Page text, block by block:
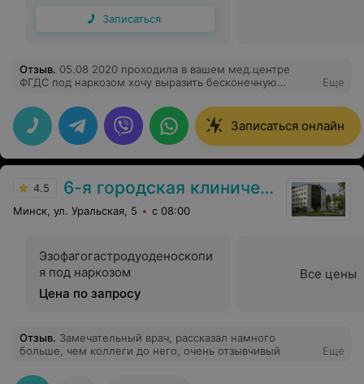
Записаться
Отзыв. 05.08 2020 проходила в вашем мед.центре
ФГДС под наркозом хочу выразить бесконечную
эндоскописту Дорожко Михаилу Владимировичу врачу
анестезиологу Шаплыко Андрею Валерьевичу
медецинской сестричке извиняюсь ,что не запомнила
за их высокий профессионализм и внимательное
отношение к пациенту. Для человека редко
настрой очень важен. Огромное вам человеческое
спасибо и успехов в вашем нелегком труде.
Еще
Записаться онлайн
4.5 6-я городская клиническая больница
Минск, ул. Уральская, 5 с 08:00
Эзофагогастродуоденоскопи
я под наркозом
Цена по запросу
Все цены
Отзыв. Замечательный врач, рассказал намного
больше, чем коллеги до него, очень отзывчивый
Еще